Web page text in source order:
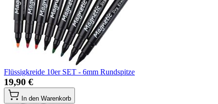
Flüssigkreide 10er SET - 6mm Rundspitze
19,90 €
In den Warenkorb